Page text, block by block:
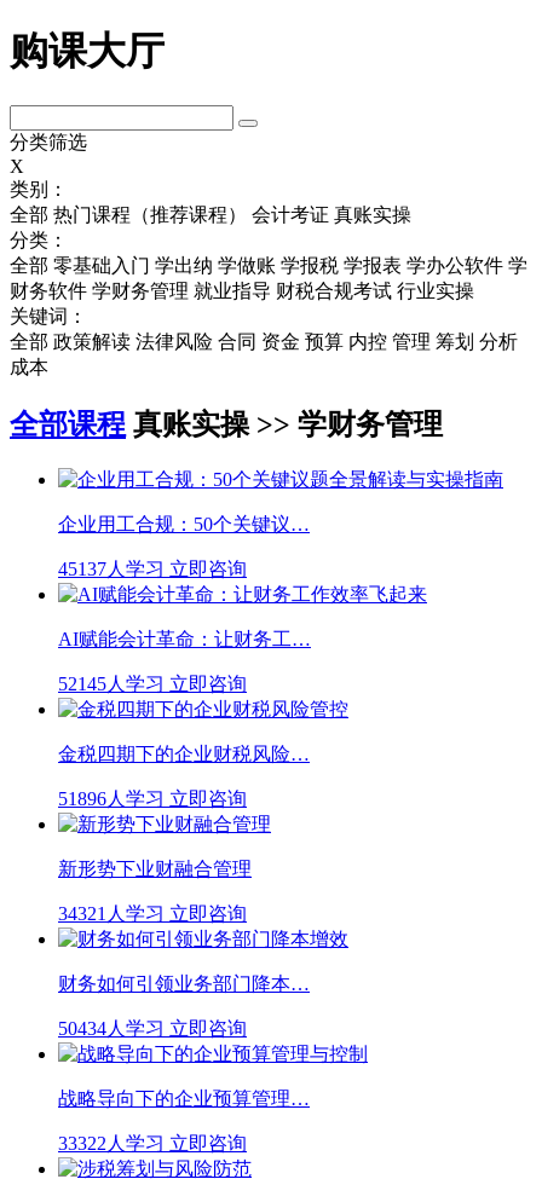
购课大厅
分类筛选
X
类别：
全部 热门课程（推荐课程） 会计考证 真账实操
分类：
全部 零基础入门 学出纳 学做账 学报税 学报表 学办公软件 学
财务软件 学财务管理 就业指导 财税合规考试 行业实操
关键词：
全部 政策解读 法律风险 合同 资金 预算 内控 管理 筹划 分析
成本
全部课程 真账实操 >> 学财务管理
企业用工合规：50个关键议…
45137人学习 立即咨询
AI赋能会计革命：让财务工…
52145人学习 立即咨询
金税四期下的企业财税风险…
51896人学习 立即咨询
新形势下业财融合管理
34321人学习 立即咨询
财务如何引领业务部门降本…
50434人学习 立即咨询
战略导向下的企业预算管理…
33322人学习 立即咨询